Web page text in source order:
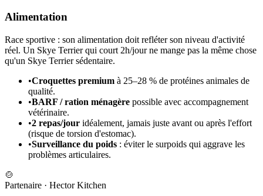
Alimentation
Race sportive : son alimentation doit refléter son niveau d'activité
réel. Un Skye Terrier qui court 2h/jour ne mange pas la même chose
qu'un Skye Terrier sédentaire.
•Croquettes premium à 25–28 % de protéines animales de
qualité.
•BARF / ration ménagère possible avec accompagnement
vétérinaire.
•2 repas/jour idéalement, jamais juste avant ou après l'effort
(risque de torsion d'estomac).
•Surveillance du poids : éviter le surpoids qui aggrave les
problèmes articulaires.
🍲
Partenaire · Hector Kitchen